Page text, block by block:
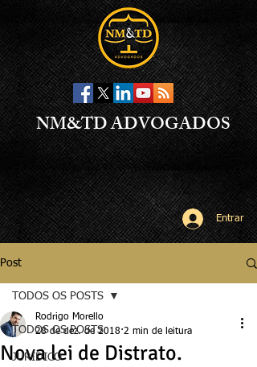
NM&TD ADVOGADOS
Entrar
Post
TODOS OS POSTS
JURÍDICO
TODOS OS POSTS
Nova lei de Distrato.
Rodrigo Morello
28 de dez. de 2018 2 min de leitura